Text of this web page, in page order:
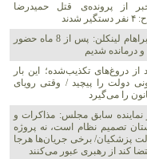
از پرونده‌ی قتل حمیدرضا
خدمه ناو آبراهام لینکلن: پس از 8 ماه حضور
درمانده‌ شدیم
از دروغ‌های تکذیب‌شده؛ این بار
دولت را پیچید / وقتی رویای
را می‌گیرد
نماینده سابق مجلس: مذاکرات و
تصمیم نظام است، نه پروژه
پزشکیان/ برخی جریان‌ها هرجا
کند از رهبری عبور می‌کنند